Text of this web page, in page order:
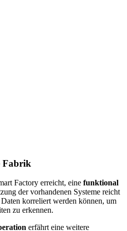
Fabrik
Factory erreicht, eine funktional
der vorhandenen Systeme reicht
korreliert werden können, um
zu erkennen.
erfährt eine weitere